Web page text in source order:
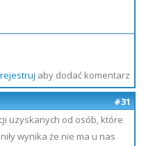
aby dodać komentarz
#31
uzyskanych od osób, które
wynika że nie ma u nas